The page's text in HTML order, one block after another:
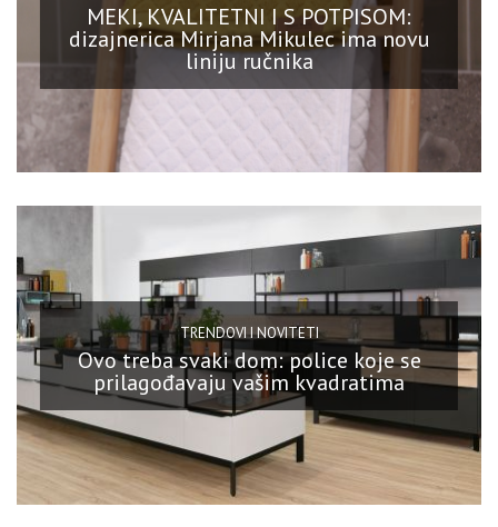
MEKI, KVALITETNI I S POTPISOM:
dizajnerica Mirjana Mikulec ima novu
liniju ručnika
TRENDOVI I NOVITETI
Ovo treba svaki dom: police koje se
prilagođavaju vašim kvadratima